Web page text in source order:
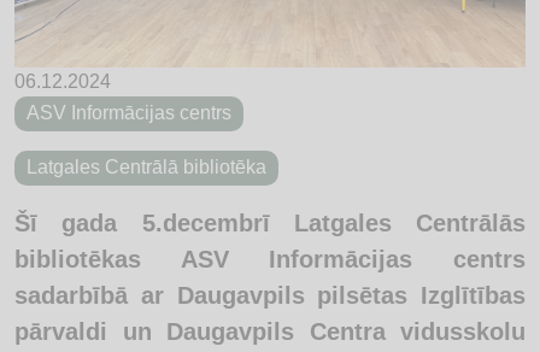
06.12.2024
ASV Informācijas centrs
Latgales Centrālā bibliotēka
Šī gada 5.decembrī Latgales Centrālās
bibliotēkas ASV Informācijas centrs
sadarbībā ar Daugavpils pilsētas Izglītības
pārvaldi un Daugavpils Centra vidusskolu